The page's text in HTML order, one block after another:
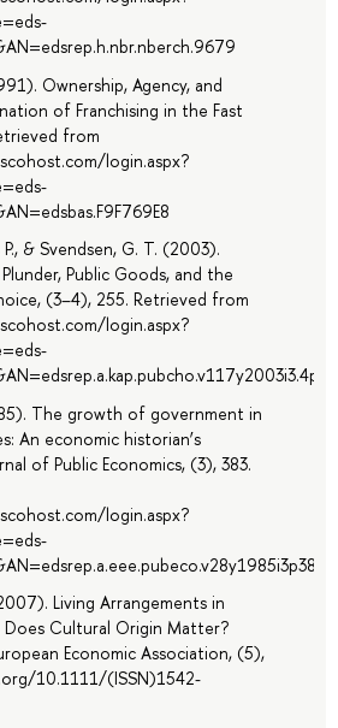
Ownership, Agency, and
of Franchising in the Fast
from
login.aspx?
& Svendsen, G. T. (2003).
Public Goods, and the
(3–4), 255. Retrieved from
login.aspx?
The growth of government in
An economic historian’s
of Public Economics, (3), 383.
login.aspx?
Living Arrangements in
Does Cultural Origin Matter?
Economic Association, (5),
10.1111/(ISSN)1542-